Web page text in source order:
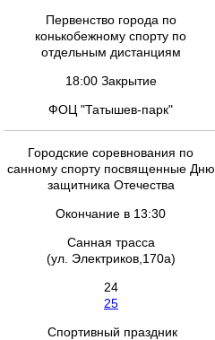
Первенство города по
конькобежному спорту по
отдельным дистанциям
18:00 Закрытие
ФОЦ "Татышев-парк"
Городские соревнования по
санному спорту посвященные Дню
защитника Отечества
Окончание в 13:30
Санная трасса
(ул. Электриков,170а)
24
25
Спортивный праздник